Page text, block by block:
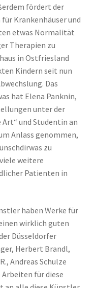
fördert der
Krankenhäuser und
etwas Normalität
Therapien zu
in Ostfriesland
Kindern seit nun
Das
hat Elena Panknin,
unter der
und Studentin an
Anlass genommen,
zu
weitere
Patienten in
haben Werke für
wirklich guten
Düsseldorfer
Herbert Brandl,
Andreas Schulze
für diese